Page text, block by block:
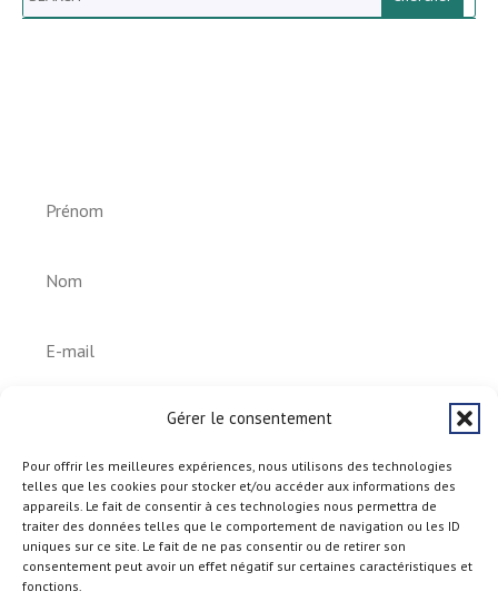
Gérer le consentement
Pour offrir les meilleures expériences, nous utilisons des technologies
telles que les cookies pour stocker et/ou accéder aux informations des
appareils. Le fait de consentir à ces technologies nous permettra de
traiter des données telles que le comportement de navigation ou les ID
uniques sur ce site. Le fait de ne pas consentir ou de retirer son
consentement peut avoir un effet négatif sur certaines caractéristiques et
fonctions.
S'abonner